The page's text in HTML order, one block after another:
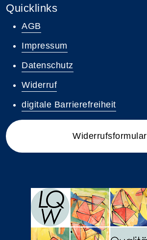
Quicklinks
AGB
Impressum
Datenschutz
Widerruf
digitale Barrierefreiheit
Widerrufsformular